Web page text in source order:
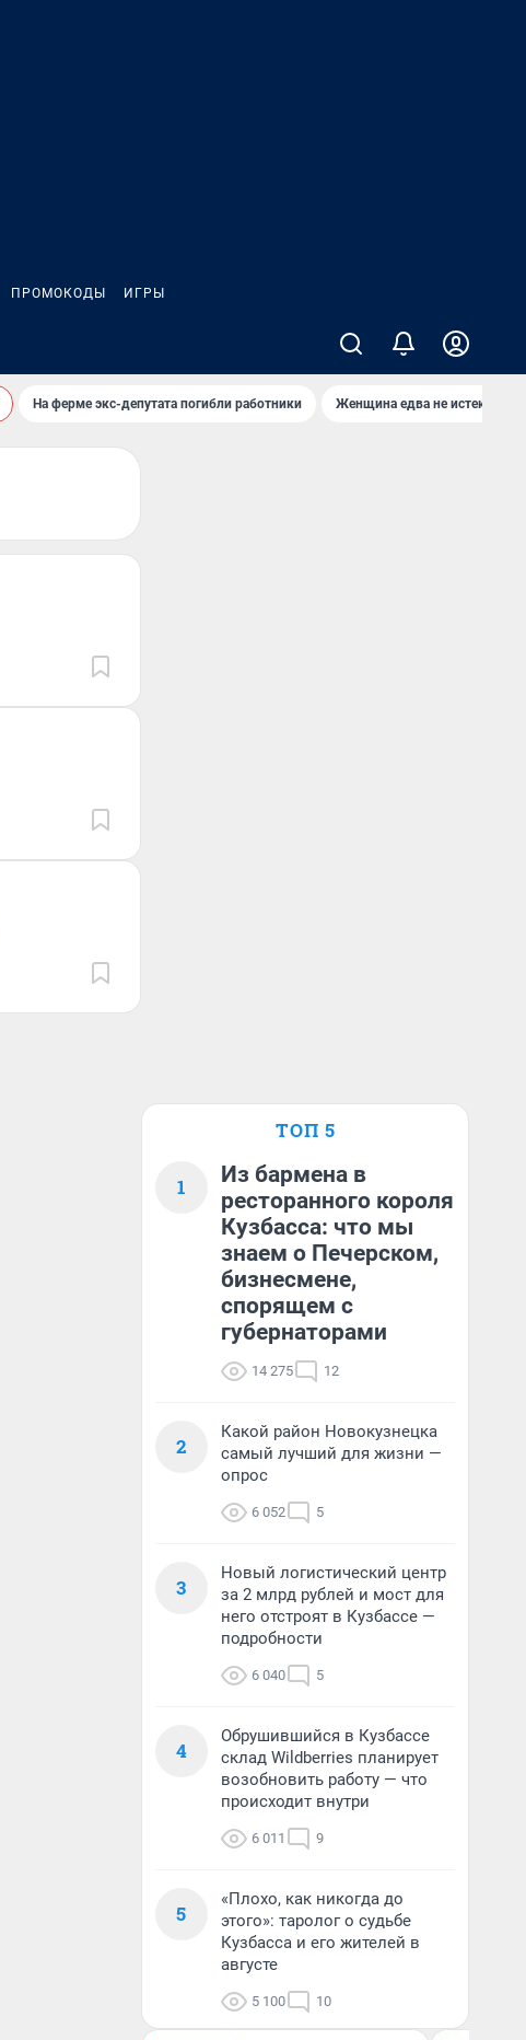
ПРОМОКОДЫ ИГРЫ
На ферме экс-депутата погибли работники Женщина едва не истекла
ТОП 5
1
Из бармена в
ресторанного короля
Кузбасса: что мы
знаем о Печерском,
бизнесмене,
спорящем с
губернаторами
14 275 12
2
Какой район Новокузнецка
самый лучший для жизни —
опрос
6 052 5
3
Новый логистический центр
за 2 млрд рублей и мост для
него отстроят в Кузбассе —
подробности
6 040 5
4
Обрушившийся в Кузбассе
склад Wildberries планирует
возобновить работу — что
происходит внутри
6 011 9
5
«Плохо, как никогда до
этого»: таролог о судьбе
Кузбасса и его жителей в
августе
5 100 10